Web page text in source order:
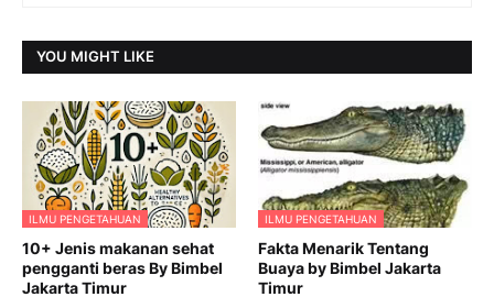
YOU MIGHT LIKE
ILMU PENGETAHUAN
10+ Jenis makanan sehat
pengganti beras By Bimbel
Jakarta Timur
ILMU PENGETAHUAN
Fakta Menarik Tentang
Buaya by Bimbel Jakarta
Timur